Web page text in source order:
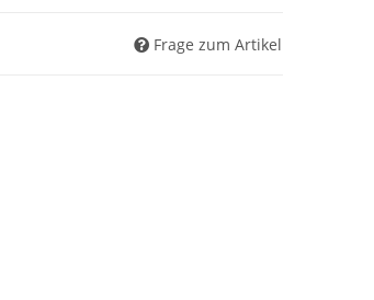
Frage zum Artikel